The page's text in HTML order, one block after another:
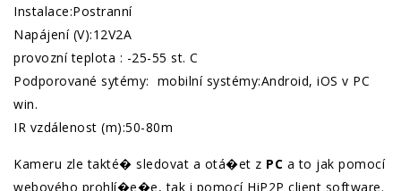
Instalace:Postranní
Napájení (V):12V2A
provozní teplota : -25-55 st. C
Podporované sytémy: mobilní systémy:Android, iOS v PC
win.
IR vzdálenost (m):50-80m
Kameru zle takté� sledovat a otá�et z PC a to jak pomocí
webového prohlí�e�e, tak i pomocí HiP2P client software.